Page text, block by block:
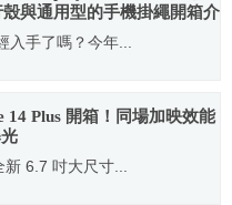
殼與通用型的手機掛繩開箱介
手了嗎？今年...
14 Plus 開箱！同場加映效能
6.7 吋大尺寸...